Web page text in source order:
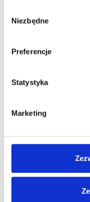
zgody
Niezbędne
Preferencje
Statystyka
Marketing